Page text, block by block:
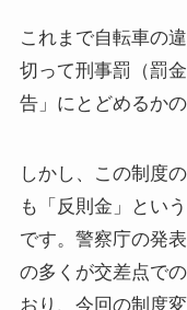
これまで自転車の
切って刑事罰（罰
告」にとどめるかの
しかし、この制度
も「反則金」とい
です。警察庁の発
の多くが交差点で
おり、今回の制度